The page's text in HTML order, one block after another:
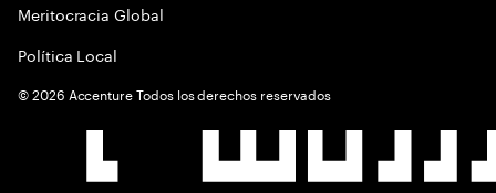
Meritocracia Global
Política Local
©2026 Accenture Todos los derechos reservados